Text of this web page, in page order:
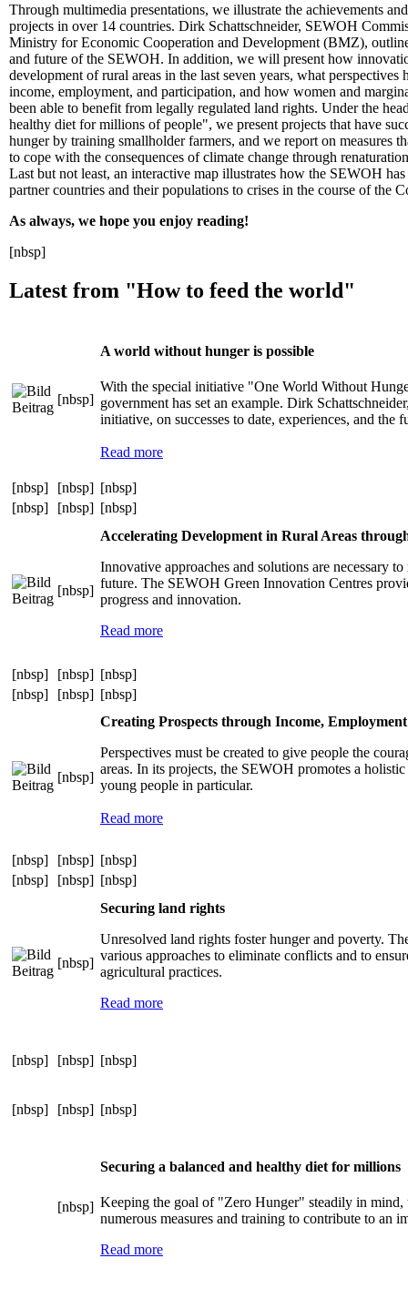
Through multimedia presentations, we illustrate the achievements
projects in over 14 countries. Dirk Schattschneider, SEWOH
Ministry for Economic Cooperation and Development (BMZ),
and future of the SEWOH. In addition, we will present how
development of rural areas in the last seven years, what perspectives
income, employment, and participation, and how women and
been able to benefit from legally regulated land rights. Under the
healthy diet for millions of people", we present projects that have
hunger by training smallholder farmers, and we report on measures
to cope with the consequences of climate change through
Last but not least, an interactive map illustrates how the SEWOH
partner countries and their populations to crises in the course of the
As always, we hope you enjoy reading!
[nbsp]
Latest from "How to feed the world"
[nbsp]
A world without hunger is possible
With the special initiative "One World Without
government has set an example. Dirk
initiative, on successes to date, experiences, and the
Read more
[nbsp] [nbsp] [nbsp]
[nbsp]
[nbsp] [nbsp]
[nbsp]
Accelerating Development in Rural Areas
Innovative approaches and solutions are necessary
future. The SEWOH Green Innovation Centres
progress and innovation.
Read more
[nbsp] [nbsp] [nbsp]
[nbsp]
[nbsp] [nbsp]
[nbsp]
Creating Prospects through Income,
Perspectives must be created to give people the
areas. In its projects, the SEWOH promotes a
young people in particular.
Read more
[nbsp] [nbsp] [nbsp]
[nbsp]
[nbsp] [nbsp]
[nbsp]
Securing land rights
Unresolved land rights foster hunger and poverty.
various approaches to eliminate conflicts and to
agricultural practices.
Read more
[nbsp] [nbsp] [nbsp]
[nbsp] [nbsp] [nbsp]
[nbsp]
Securing a balanced and healthy diet for millions
Keeping the goal of "Zero Hunger" steadily in mind,
numerous measures and training to contribute to an
Read more